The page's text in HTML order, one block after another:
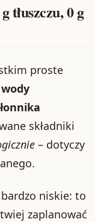
tłuszczu, 0 g
proste
wody
składniki
– dotyczy
niskie: to
zaplanować